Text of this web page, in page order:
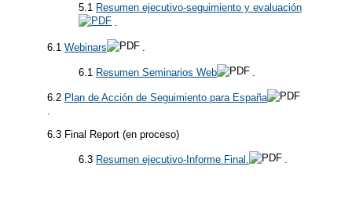
5.1 Resumen ejecutivo-seguimiento y evaluación
.
6.1 Webinars .
6.1 Resumen Seminarios Web .
6.2 Plan de Acción de Seguimiento para España
.
6.3 Final Report (en proceso)
6.3 Resumen ejecutivo-Informe Final. .